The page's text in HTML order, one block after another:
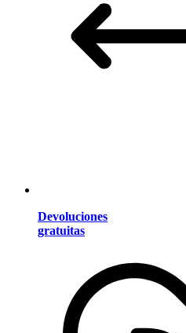
Devoluciones
gratuitas